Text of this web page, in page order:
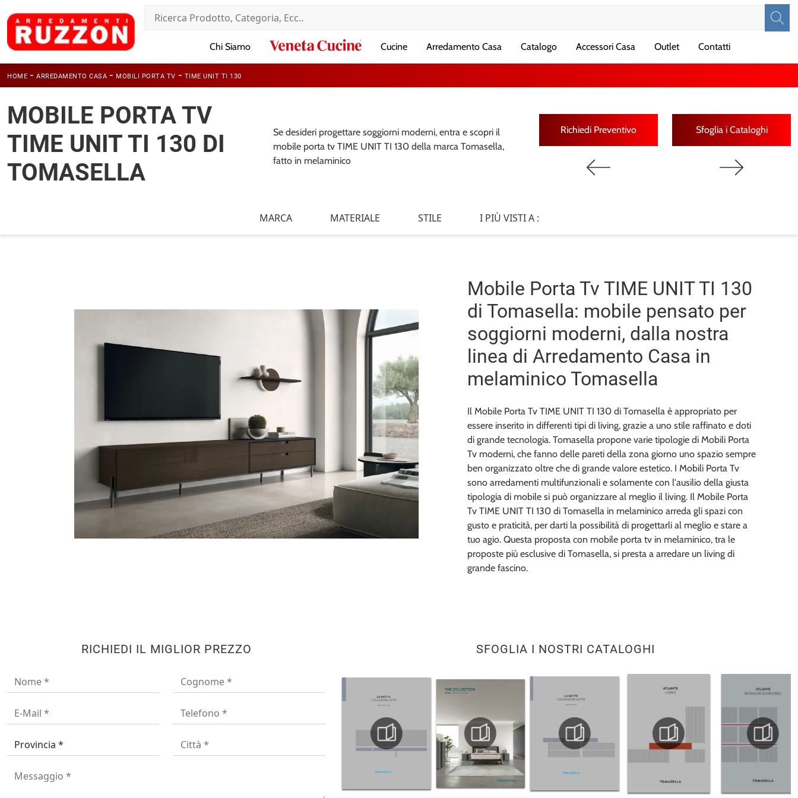
Chi Siamo
VenetaCucine Arredamento Casa Catalogo Accessori Casa Outlet Contatti
HOME - ARREDAMENTO CASA - MOBILI PORTA TV - TIME UNIT TI 130
MOBILE PORTA TV
TIME UNIT TI 130 DI
TOMASELLA
Se desideri progettare soggiorni moderni, entra e scopri il
mobile porta tv TIME UNIT TI 130 della marca Tomasella,
fatto in melaminico
Richiedi Preventivo Sfoglia i Cataloghi
MARCA MATERIALE STILE I PIÙ VISTI A :
Mobile Porta Tv TIME UNIT TI 130
di Tomasella: mobile pensato per
soggiorni moderni, dalla nostra
linea di Arredamento Casa in
melaminico Tomasella
Il Mobile Porta Tv TIME UNIT TI 130 di Tomasella è appropriato per
essere inserito in differenti tipi di living, grazie a uno stile raffinato e doti
di grande tecnologia. Tomasella propone varie tipologie di Mobili Porta
Tv moderni, che fanno delle pareti della zona giorno uno spazio sempre
ben organizzato oltre che di grande valore estetico. I Mobili Porta Tv
sono arredamenti multifunzionali e solamente con l'ausilio della giusta
tipologia di mobile si può organizzare al meglio il living. Il Mobile Porta
Tv TIME UNIT TI 130 di Tomasella in melaminico arreda gli spazi con
gusto e praticità, per darti la possibilità di progettarli al meglio e stare a
tuo agio. Questa proposta con mobile porta tv in melaminico, tra le
proposte più esclusive di Tomasella, si presta a arredare un living di
grande fascino.
SFOGLIA I NOSTRI CATALOGHI
RICHIEDI IL MIGLIOR PREZZO